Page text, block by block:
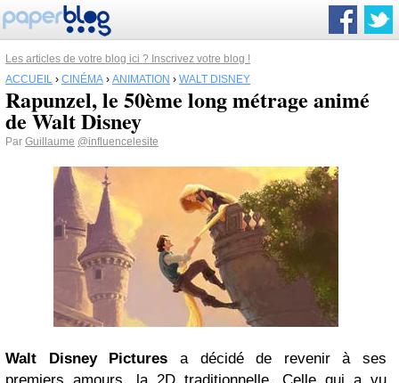
Les articles de votre blog ici ? Inscrivez votre blog !
ACCUEIL › CINÉMA › ANIMATION › WALT DISNEY
Rapunzel, le 50ème long métrage animé
de Walt Disney
Par Guillaume @influencelesite
Walt DisneyPictures a décidé de revenir à ses